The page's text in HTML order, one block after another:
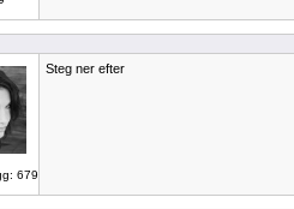
679
Steg ner efter